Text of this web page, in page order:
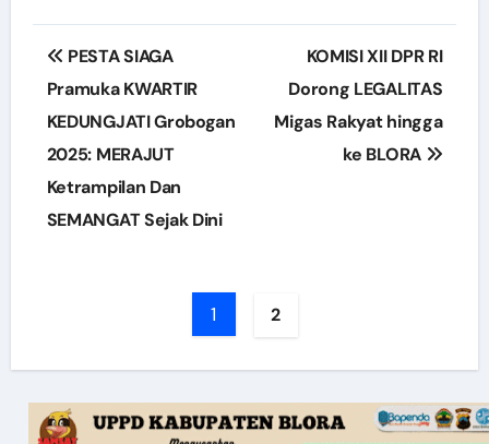
Post
navigation
PESTA SIAGA
Pramuka KWARTIR
KEDUNGJATI Grobogan
2025: MERAJUT
Ketrampilan Dan
SEMANGAT Sejak Dini
KOMISI XII DPR RI
Dorong LEGALITAS
Migas Rakyat hingga
ke BLORA
1 2